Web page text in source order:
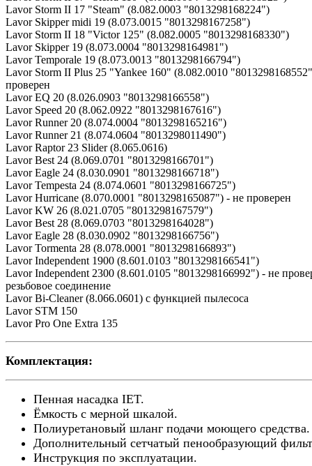
Lavor Storm II 17 "Steam" (8.082.0003 "8013298168224")
Lavor Skipper midi 19 (8.073.0015 "8013298167258")
Lavor Storm II 18 "Victor 125" (8.082.0005 "8013298168330")
Lavor Skipper 19 (8.073.0004 "8013298164981")
Lavor Temporale 19 (8.073.0013 "8013298166794")
Lavor Storm II Plus 25 "Yankee 160" (8.082.0010
проверен
Lavor EQ 20 (8.026.0903 "8013298166558")
Lavor Speed 20 (8.062.0922 "8013298167616")
Lavor Runner 20 (8.074.0004 "8013298165216")
Lavor Runner 21 (8.074.0604 "8013298011490")
Lavor Raptor 23 Slider (8.065.0616)
Lavor Best 24 (8.069.0701 "8013298166701")
Lavor Eagle 24 (8.030.0901 "8013298166718")
Lavor Tempesta 24 (8.074.0601 "8013298166725")
Lavor Hurricane (8.070.0001 "8013298165087") - не проверен
Lavor KW 26 (8.021.0705 "8013298167579")
Lavor Best 28 (8.069.0703 "8013298164028")
Lavor Eagle 28 (8.030.0902 "8013298166756")
Lavor Tormenta 28 (8.078.0001 "8013298166893")
Lavor Independent 1900 (8.601.0103 "8013298166541")
Lavor Independent 2300 (8.601.0105 "8013298166992") - не
резьбовое соединение
Lavor Bi-Cleaner (8.066.0601) с функцией пылесоса
Lavor STM 150
Lavor Pro One Extra 135
Комплектация:
Пенная насадка IET.
Ёмкость с мерной шкалой.
Полиуретановый шланг подачи моющего средства.
Дополнительный сетчатый пенообразующий
Инструкция по эксплуатации.